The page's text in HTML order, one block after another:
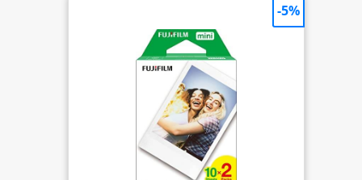
des couleurs plus rayonnantes Une simplicité
d’utilisation et de nombreuses options disponibles
: Impression simple pour imprimer
instantanément les plus belles photos de son
smartphone Impression vidéo pour capturer
l’instant parfait, issu d’une vidéo enregistrée dans
le smartphone Fonctionnalités créatives : cadres,
filtres, impression pêle-mêle Fonction contrôle à
distance qui permet de mettre tout le monde dans
le cadre et de déclencher la photo à distance en
appuyant sur le bouton d'alimentation de .
Impression directe depuis l’appareil
-5%